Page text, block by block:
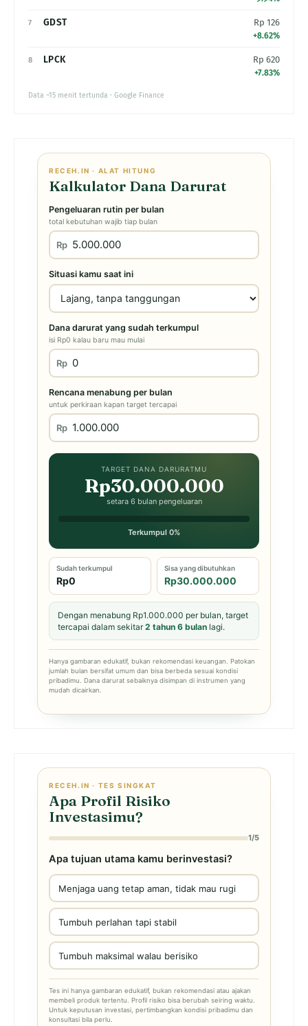
7 GDST Rp 126
+8.62%
8 LPCK Rp 620
+7.83%
Data ~15 menit tertunda · Google Finance
RECEH.IN · ALAT HITUNG
Kalkulator Dana Darurat
Pengeluaran rutin per bulan
total kebutuhan wajib tiap bulan
Rp
Situasi kamu saat ini
Dana darurat yang sudah terkumpul
isi Rp0 kalau baru mau mulai
Rp
Rencana menabung per bulan
untuk perkiraan kapan target tercapai
Rp
TARGET DANA DARURATMU
Rp30.000.000
setara 6 bulan pengeluaran
Terkumpul 0%
Sudah terkumpul
Rp0
Sisa yang dibutuhkan
Rp30.000.000
Dengan menabung Rp1.000.000 per bulan, target
tercapai dalam sekitar2 tahun 6 bulan lagi.
Hanya gambaran edukatif, bukan rekomendasi keuangan. Patokan
jumlah bulan bersifat umum dan bisa berbeda sesuai kondisi
pribadimu. Dana darurat sebaiknya disimpan di instrumen yang
mudah dicairkan.
RECEH.IN · TES SINGKAT
Apa Profil Risiko
Investasimu?
1/5
Apa tujuan utama kamu berinvestasi?
Menjaga uang tetap aman, tidak mau rugi
Tumbuh perlahan tapi stabil
Tumbuh maksimal walau berisiko
Tes ini hanya gambaran edukatif, bukan rekomendasi atau ajakan
membeli produk tertentu. Profil risiko bisa berubah seiring waktu.
Untuk keputusan investasi, pertimbangkan kondisi pribadimu dan
konsultasi bila perlu.